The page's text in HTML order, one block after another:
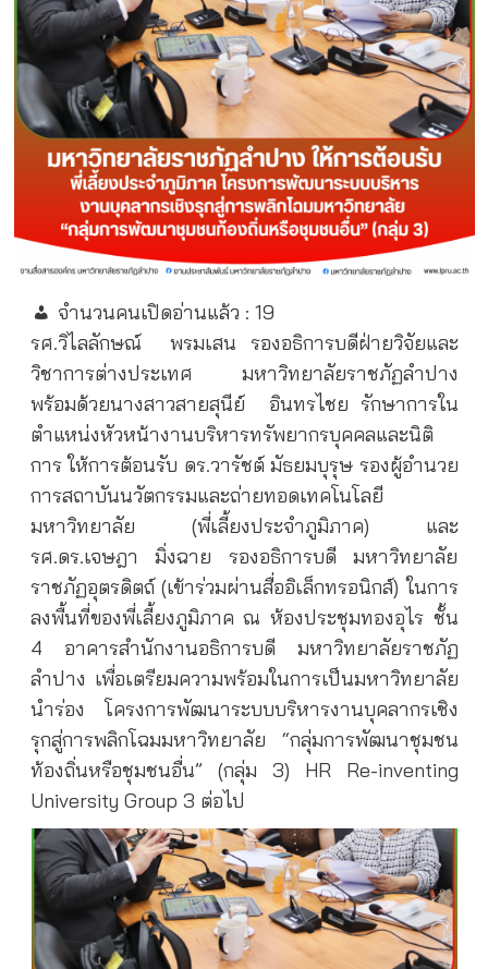
จำนวนคนเปิดอ่านแล้ว : 19
รศ.วิไลลักษณ์
พรมเสน รองอธิการบดีฝ่ายวิจัยและ
วิชาการต่างประเทศ มหาวิทยาลัยราชภัฏลำปาง
พร้อมด้วยนางสาวสายสุนีย์
อินทรไชย รักษาการใน
ตำแหน่งหัวหน้างานบริหารทรัพยากรบุคคลและนิติ
การ ให้การต้อนรับ ดร.วารัชต์ มัธยมบุรุษ รองผู้อำนวย
การสถาบันนวัตกรรมและถ่ายทอดเทคโนโลยี
มหาวิทยาลัย (พี่เลี้ยงประจำภูมิภาค) และ
รศ.ดร.เจษฎา มิ่งฉาย รองอธิการบดี มหาวิทยาลัย
ราชภัฏอุตรดิตถ์ (เข้าร่วมผ่านสื่ออิเล็กทรอนิกส์) ในการ
ลงพื้นที่ของพี่เลี้ยงภูมิภาค ณ ห้องประชุมทองอุไร ชั้น
4 อาคารสำนักงานอธิการบดี มหาวิทยาลัยราชภัฏ
ลำปาง เพื่อเตรียมความพร้อมในการเป็นมหาวิทยาลัย
นำร่อง โครงการพัฒนาระบบบริหารงานบุคลากรเชิง
รุกสู่การพลิกโฉมมหาวิทยาลัย “กลุ่มการพัฒนาชุมชน
ท้องถิ่นหรือชุมชนอื่น” (กลุ่ม 3) HR Re-inventing
University Group 3 ต่อไป